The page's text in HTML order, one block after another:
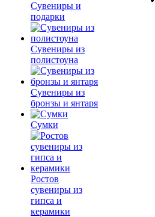
Сувениры и
подарки
Сувениры из
полистоуна
Сувениры из
бронзы и янтаря
Сумки
Ростов
сувениры из
гипса и
керамики